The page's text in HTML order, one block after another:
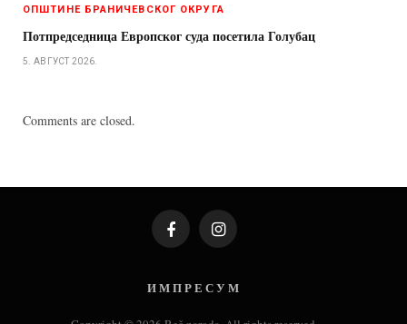
ОПШТИНЕ БРАНИЧЕВСКОГ ОКРУГА
Потпредседница Европског суда посетила Голубац
5. АВГУСТ 2026.
Comments are closed.
FacebookInstagram
И М П Р Е С У М